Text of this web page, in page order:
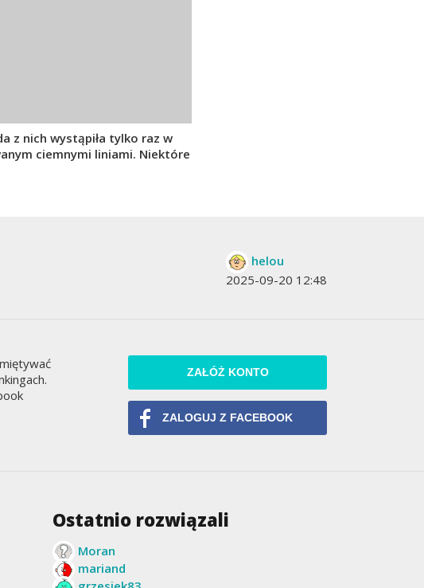
z nich wystąpiła tylko raz w
ciemnymi liniami. Niektóre
helou
2025-09-20 12:48
ZAŁÓŻ KONTO
ZALOGUJ Z FACEBOOK
Ostatnio rozwiązali
Moran
mariand